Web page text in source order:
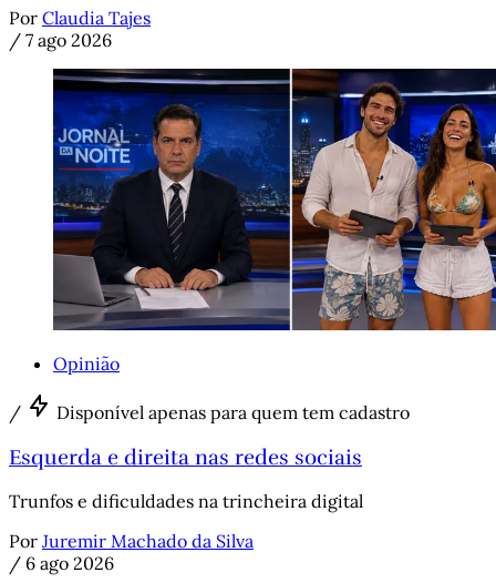
Por Claudia Tajes
/ 7 ago 2026
Opinião
/ Disponível apenas para quem tem cadastro
Esquerda e direita nas redes sociais
Trunfos e dificuldades na trincheira digital
Por Juremir Machado da Silva
/ 6 ago 2026